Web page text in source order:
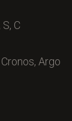
C
Argo